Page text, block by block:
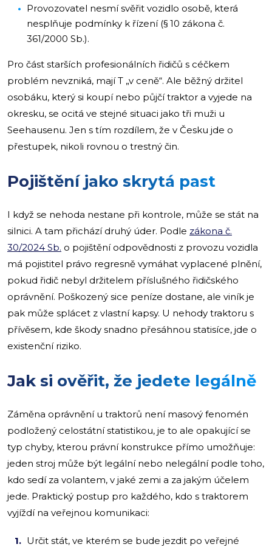
Provozovatel nesmí svěřit vozidlo osobě, která
nesplňuje podmínky k řízení (§ 10 zákona č.
361/2000 Sb.).
Pro část starších profesionálních řidičů s céčkem
problém nevzniká, mají T „v ceně“. Ale běžný držitel
osobáku, který si koupí nebo půjčí traktor a vyjede na
okresku, se ocitá ve stejné situaci jako tři muži u
Seehausenu. Jen s tím rozdílem, že v Česku jde o
přestupek, nikoli rovnou o trestný čin.
Pojištění jako skrytá past
I když se nehoda nestane při kontrole, může se stát na
silnici. A tam přichází druhý úder. Podle zákona č.
30/2024 Sb. o pojištění odpovědnosti z provozu vozidla
má pojistitel právo regresně vymáhat vyplacené plnění,
pokud řidič nebyl držitelem příslušného řidičského
oprávnění. Poškozený sice peníze dostane, ale viník je
pak může splácet z vlastní kapsy. U nehody traktoru s
přívěsem, kde škody snadno přesáhnou statisíce, jde o
existenční riziko.
Jak si ověřit, že jedete legálně
Záměna oprávnění u traktorů není masový fenomén
podložený celostátní statistikou, je to ale opakující se
typ chyby, kterou právní konstrukce přímo umožňuje:
jeden stroj může být legální nebo nelegální podle toho,
kdo sedí za volantem, v jaké zemi a za jakým účelem
jede. Praktický postup pro každého, kdo s traktorem
vyjíždí na veřejnou komunikaci:
Určit stát, ve kterém se bude jezdit po veřejné